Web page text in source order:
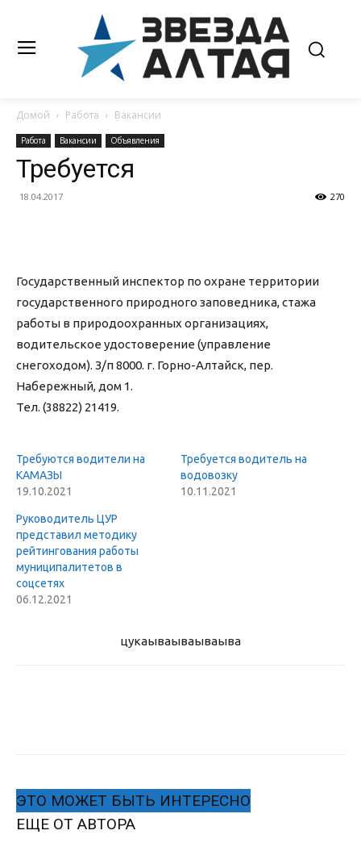
Домой Работа Вакансии
Работа Вакансии Объявления
Требуется
18.04.2017 270
Государственный инспектор по охране территории
государственного природного заповедника, стажа
работы в природоохранных организациях,
водительское удостоверение (управление
снегоходом). З/п 8000. г. Горно-Алтайск, пер.
Набережный, дом 1.
Тел. (38822) 21419.
Требуются водители на
КАМАЗЫ
19.10.2021
Требуется водитель на
водовозку
10.11.2021
Руководитель ЦУР
представил методику
рейтингования работы
муниципалитетов в
соцсетях
06.12.2021
цукаываываываыва
ЭТО МОЖЕТ БЫТЬ ИНТЕРЕСНО
ЕЩЕ ОТ АВТОРА